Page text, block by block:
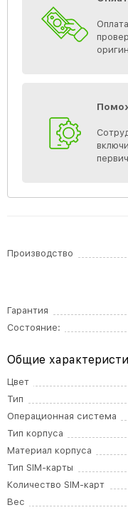
Производство
Гарантия
Состояние:
Общие
Цвет
Тип
Операционная система
Тип корпуса
Материал корпуса
Тип SIM-карты
Количество SIM-карт
Вес